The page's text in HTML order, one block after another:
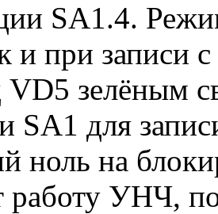
SA1.4.
и при записи
VD5 зелёным
SA1 для
ноль на
работу УНЧ,